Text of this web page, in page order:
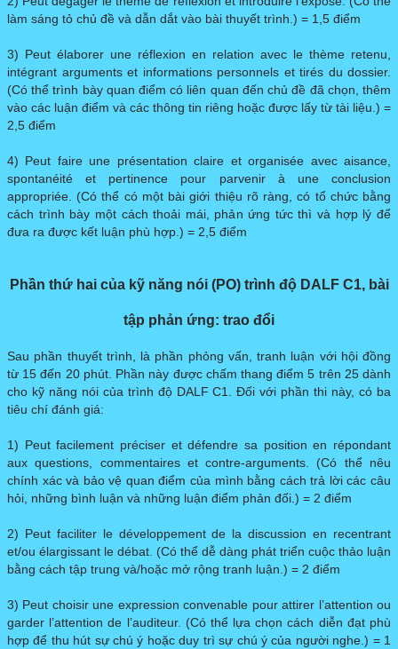
làm sáng tỏ chủ đề và dẫn dắt vào bài thuyết trình.) = 1,5 điểm
3) Peut élaborer une réflexion en relation avec le thème retenu,
intégrant arguments et informations personnels et tirés du dossier.
(Có thể trình bày quan điểm có liên quan đến chủ đề đã chọn, thêm
vào các luận điểm và các thông tin riêng hoặc được lấy từ tài liệu.) =
2,5 điểm
4) Peut faire une présentation claire et organisée avec aisance,
spontanéité et pertinence pour parvenir à une conclusion
appropriée. (Có thể có một bài giới thiệu rõ ràng, có tổ chức bằng
cách trình bày một cách thoải mái, phản ứng tức thì và hợp lý để
đưa ra được kết luận phù hợp.) = 2,5 điểm
Phần thứ hai của kỹ năng nói (PO) trình độ DALF C1, bài
tập phản ứng: trao đổi
Sau phần thuyết trình, là phần phỏng vấn, tranh luận với hội đồng
từ 15 đến 20 phút. Phần này được chấm thang điểm 5 trên 25 dành
cho kỹ năng nói của trình độ DALF C1. Đối với phần thi này, có ba
tiêu chí đánh giá:
1) Peut facilement préciser et défendre sa position en répondant
aux questions, commentaires et contre-arguments. (Có thể nêu
chính xác và bảo vệ quan điểm của mình bằng cách trả lời các câu
hỏi, những bình luận và những luận điểm phản đối.) = 2 điểm
2) Peut faciliter le développement de la discussion en recentrant
et/ou élargissant le débat. (Có thể dễ dàng phát triển cuộc thảo luận
bằng cách tập trung và/hoặc mở rộng tranh luận.) = 2 điểm
3) Peut choisir une expression convenable pour attirer l’attention ou
garder l’attention de l’auditeur. (Có thể lựa chọn cách diễn đạt phù
hợp để thu hút sự chú ý hoặc duy trì sự chú ý của người nghe.) = 1